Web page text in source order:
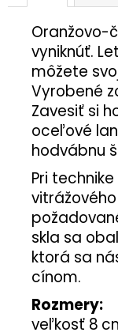
Oranžovo-
vyniknúť.
môžete
Vyrobené
Zavesiť si
oceľové
hodvábnu
Pri
skla sa
ktorá sa
cínom.
Rozmery:
veľkosť 8